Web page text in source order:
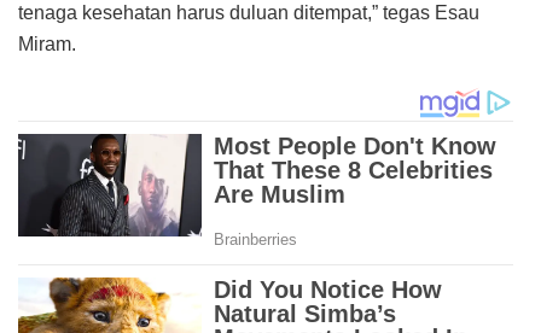
tenaga kesehatan harus duluan ditempat,” tegas Esau
Miram.